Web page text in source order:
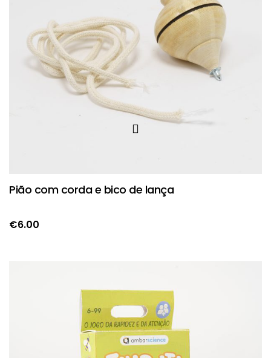
Pião com corda e bico de lança
€6.00